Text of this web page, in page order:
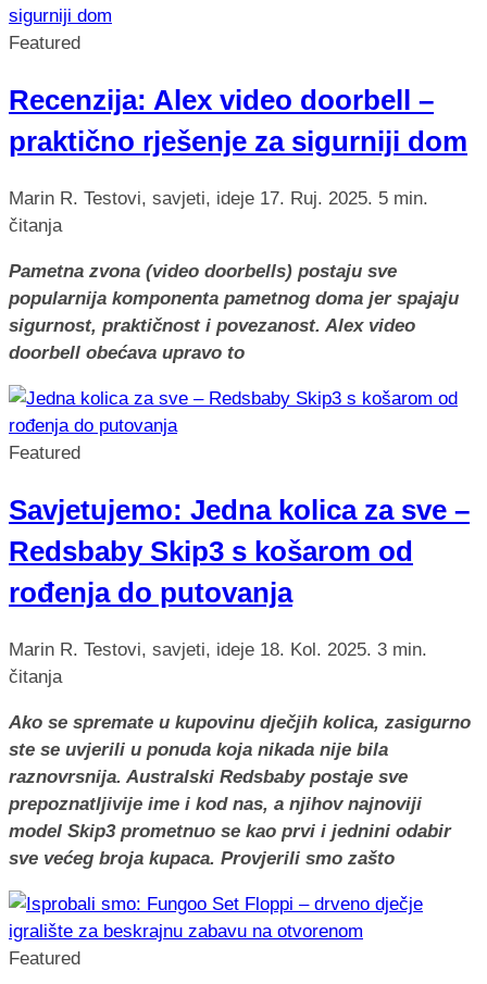
Featured
Recenzija: Alex video doorbell –
praktično rješenje za sigurniji dom
Marin R. Testovi, savjeti, ideje 17. Ruj. 2025. 5 min.
čitanja
Pametna zvona (video doorbells) postaju sve
popularnija komponenta pametnog doma jer spajaju
sigurnost, praktičnost i povezanost. Alex video
doorbell obećava upravo to
Featured
Savjetujemo: Jedna kolica za sve –
Redsbaby Skip3 s košarom od
rođenja do putovanja
Marin R. Testovi, savjeti, ideje 18. Kol. 2025. 3 min.
čitanja
Ako se spremate u kupovinu dječjih kolica, zasigurno
ste se uvjerili u ponuda koja nikada nije bila
raznovrsnija. Australski Redsbaby postaje sve
prepoznatljivije ime i kod nas, a njihov najnoviji
model Skip3 prometnuo se kao prvi i jednini odabir
sve većeg broja kupaca. Provjerili smo zašto
Featured